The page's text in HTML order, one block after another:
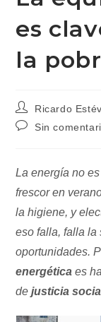
es
la
Autor
de
la
Ricardo
Comentarios
Sin
La energía no
frescor en
la higiene, y
eso falla, falla la
oportunidades.
energética es
dejusticia